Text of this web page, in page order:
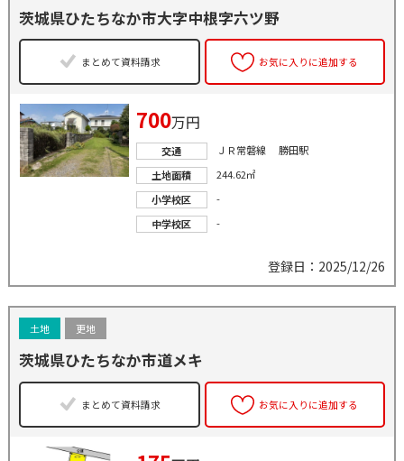
茨城県ひたちなか市大字中根字六ツ野
まとめて資料請求 お気に入りに追加する
700万円
交通
ＪＲ常磐線 勝田駅
土地面積
244.62㎡
小学校区
-
中学校区
-
登録日：2025/12/26
土地 更地
茨城県ひたちなか市道メキ
まとめて資料請求 お気に入りに追加する